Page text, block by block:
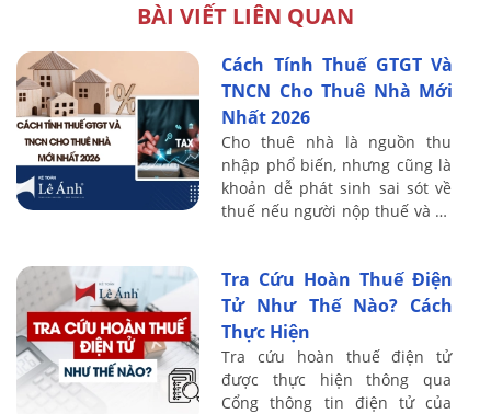
BÀI VIẾT LIÊN QUAN
Cách Tính Thuế GTGT Và
TNCN Cho Thuê Nhà Mới
Nhất 2026
Cho thuê nhà là nguồn thu
nhập phổ biến, nhưng cũng là
khoản dễ phát sinh sai sót về
thuế nếu người nộp thuế và kế
vẫn còn ...
Tra Cứu Hoàn Thuế Điện
Tử Như Thế Nào? Cách
Thực Hiện
Tra cứu hoàn thuế điện tử
được thực hiện thông qua
Cổng thông tin điện tử của